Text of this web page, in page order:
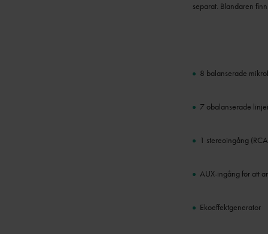
separat. Blandaren
8 balanserade
7 obalanserade
1 stereoingång
AUX-ingång för att
Ekoeffektgenerator